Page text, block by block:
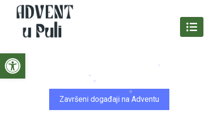
Open toolbar
Završeni događaji na Adventu
*